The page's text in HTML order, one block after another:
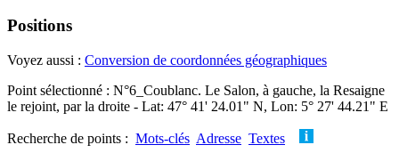
Positions
Voyez aussi : Conversion de coordonnées géographiques
Point sélectionné : N°6_Coublanc. Le Salon, à gauche, la Resaigne
le rejoint, par la droite - Lat: 47° 41' 24.01" N, Lon: 5° 27' 44.21" E
Recherche de points : Mots-clés Adresse Textes